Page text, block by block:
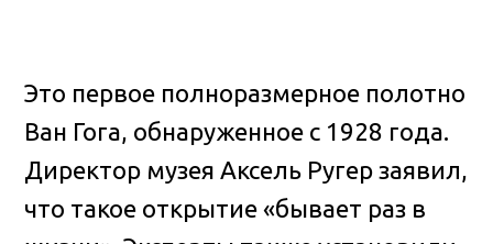
Это первое полноразмерное полотно
Ван Гога, обнаруженное с 1928 года.
Директор музея Аксель Ругер заявил,
что такое открытие «бывает раз в